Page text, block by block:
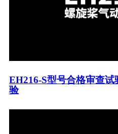
EH216-S型号合格审查
验